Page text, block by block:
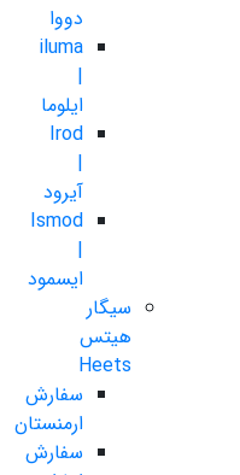
دووا
iluma
|
ایلوما
Irod
|
آیرود
Ismod
|
ایسمود
سیگار
هیتس
Heets
سفارش
ارمنستان
سفارش